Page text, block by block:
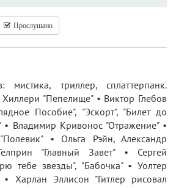
Прослушано
мистика, триллер, сплаттерпанк.
"Пепелище" • Виктор Глебов
Пособие", "Эскорт", "Билет до
Владимир Кривонос "Отражение" •
• Ольга Рэйн, Александр
"Главный Завет" • Сергей
тебе звезды", "Бабочка" • Уолтер
Харлан Эллисон "Гитлер рисовал